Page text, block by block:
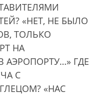
«НЕТ, НЕ БЫЛО
ТОЛЬКО
НА
АЭРОПОРТУ…» ГДЕ
С
«НАС